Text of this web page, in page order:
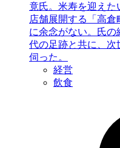
竟氏。米寿を迎えた
店舗展開する「高
に余念がない。氏の
代の足跡と共に、次
伺った。
経営
飲食